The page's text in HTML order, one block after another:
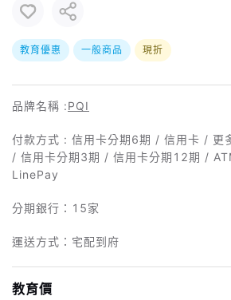
教育優惠 一般商品 現折
品牌名稱 :PQI
付款方式 : 信用卡分期6期 / 信用卡 / 更
/ 信用卡分期3期 / 信用卡分期12期 /
LinePay
分期銀行： 15家
運送方式：宅配到府
教育價